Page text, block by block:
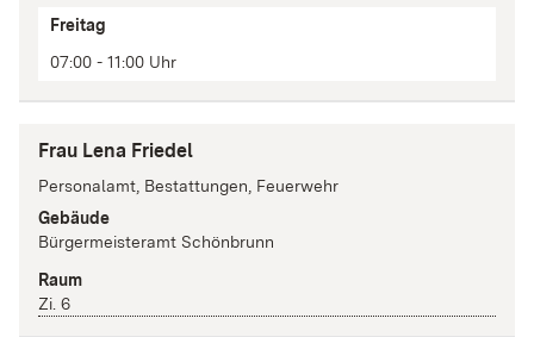
Freitag
07:00 - 11:00 Uhr
Frau Lena Friedel
Personalamt, Bestattungen, Feuerwehr
Gebäude
Bürgermeisteramt Schönbrunn
Raum
Zi. 6